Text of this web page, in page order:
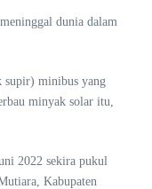
dunia dalam
supir) minibus yang
minyak solar itu,
2022 sekira pukul
Kabupaten